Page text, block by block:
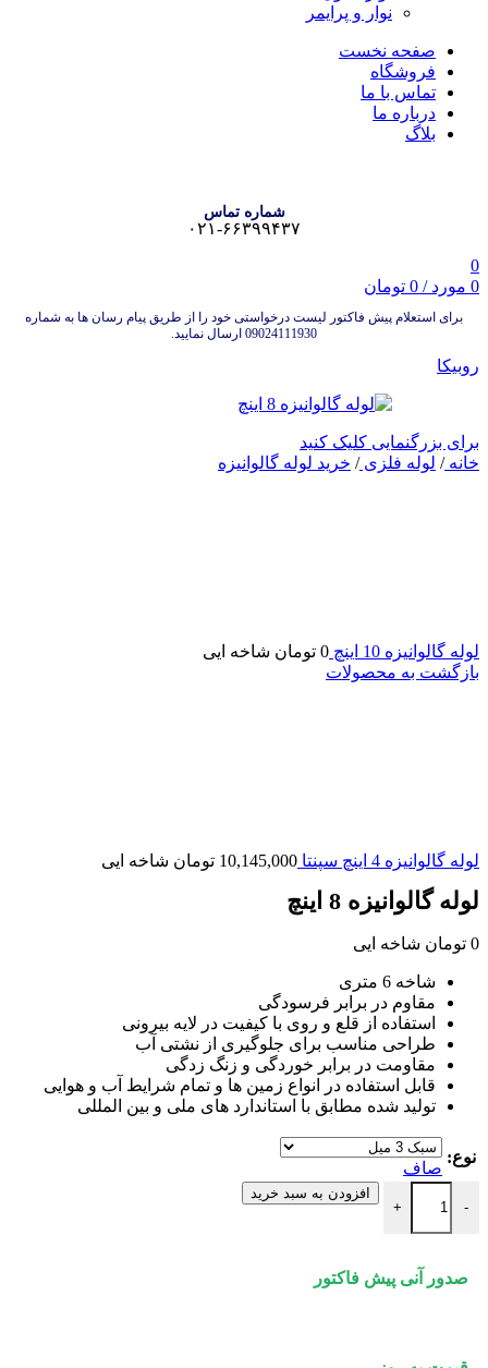
نوار و پرایمر
صفحه نخست
فروشگاه
تماس با ما
درباره ما
بلاگ
شماره تماس
۰۲۱-۶۶۳۹۹۴۳۷
0
0 مورد /
0 تومان
برای استعلام پیش فاکتور لیست درخواستی خود را از طریق پیام رسان ها به شماره
09024111930 ارسال نمایید.
روبیکا
برای بزرگنمایی کلیک کنید
خانه/ لوله فلزی/ خرید لوله گالوانیزه
لوله گالوانیزه 10 اینچ 0 تومان شاخه ایی
بازگشت به محصولات
لوله گالوانیزه 4 اینچ سپنتا 10,145,000 تومان شاخه ایی
لوله گالوانیزه 8 اینچ
0 تومان شاخه ایی
شاخه 6 متری
مقاوم در برابر فرسودگی
استفاده از قلع و روی با کیفیت در لایه بیرونی
طراحی مناسب برای جلوگیری از نشتی آب
مقاومت در برابر خوردگی و زنگ ‌زدگی
قابل استفاده در انواع زمین ‌ها و تمام شرایط آب و هوایی
تولید شده مطابق با استاندارد های ملی و بین‌ المللی
نوع:
صاف
-
+
افزودن به سبد خرید
صدور آنی پیش فاکتور